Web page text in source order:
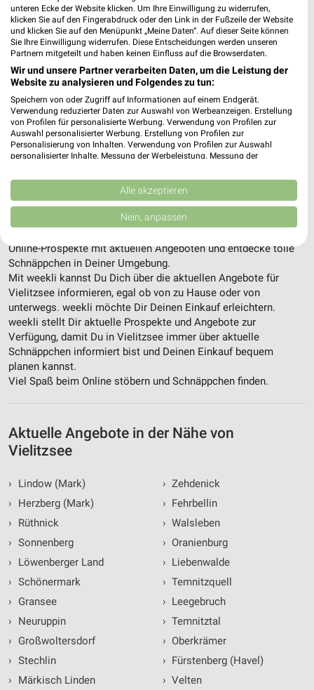
11,5 km
Angebote ab 10.08.
Gültig ab Mo. 10.08.
55,8 km
Angebote ab 29.07
Gültig bis Di. 11.08.
ALLE PROSPEKTE
Unsere Highlights für Vielitzsee
Hier findest Du alle aktuellen Angebote und Prospekte in der
Umgebung von Vielitzsee. Entdecke Unsere Highlights Deiner
Online-Prospekte mit aktuellen Angeboten und entdecke tolle
Schnäppchen in Deiner Umgebung.
Mit weekli kannst Du Dich über die aktuellen Angebote für
Vielitzsee informieren, egal ob von zu Hause oder von
unterwegs. weekli möchte Dir Deinen Einkauf erleichtern.
weekli stellt Dir aktuelle Prospekte und Angebote zur
Verfügung, damit Du in Vielitzsee immer über aktuelle
Schnäppchen informiert bist und Deinen Einkauf bequem
planen kannst.
Viel Spaß beim Online stöbern und Schnäppchen finden.
Aktuelle Angebote in der Nähe von
Vielitzsee
›
Lindow (Mark)
›
Herzberg (Mark)
›
Rüthnick
› Sonnenberg
›
Löwenberger Land
› Schönermark
›
Gransee
›
Neuruppin
›
Großwoltersdorf
› Stechlin
›
Märkisch Linden
› Zehdenick
› Fehrbellin
› Walsleben
› Oranienburg
› Liebenwalde
› Temnitzquell
› Leegebruch
› Temnitztal
› Oberkrämer
› Fürstenberg (Havel)
› Velten
unteren Ecke der Website klicken. Um Ihre Einwilligung zu widerrufen,
klicken Sie auf den Fingerabdruck oder den Link in der Fußzeile der Website
und klicken Sie auf den Menüpunkt „Meine Daten“. Auf dieser Seite können
Sie Ihre Einwilligung widerrufen. Diese Entscheidungen werden unseren
Partnern mitgeteilt und haben keinen Einfluss auf die Browserdaten.
Wir und unsere Partner verarbeiten Daten, um die Leistung der
Website zu analysieren und Folgendes zu tun:
Speichern von oder Zugriff auf Informationen auf einem Endgerät.
Verwendung reduzierter Daten zur Auswahl von Werbeanzeigen. Erstellung
von Profilen für personalisierte Werbung. Verwendung von Profilen zur
Auswahl personalisierter Werbung. Erstellung von Profilen zur
Personalisierung von Inhalten. Verwendung von Profilen zur Auswahl
personalisierter Inhalte. Messung der Werbeleistung. Messung der
Kombinationen von Daten aus verschiedenen Quellen. Entwicklung und
Verbesserung der Angebote. Verwendung reduzierter Daten zur Auswahl
von Inhalten.
Daten können außerhalb der Europäischen Union weitergegeben und in die
Website/App.
Partnerliste anzeigen (1 IAB-Anbieter)
Wir nutzen Ihre Daten für folgende Zwecke:
IAB-Verarbeitungszwecke:
Speichern von oder Zugriff auf Informationen
auf einem Endgerät
Verwendung reduzierter Daten zur Auswahl von
Werbeanzeigen
Verwendung von Profilen zur Auswahl
personalisierter Werbung
Erstellung von Profilen zur Personalisierung
von Inhalten
Verwendung von Profilen zur Auswahl
personalisierter Inhalte
Messung der Werbeleistung
Messung der Performance von Inhalten
Analyse von Zielgruppen durch Statistiken oder
Kombinationen von Daten aus verschiedenen
Entwicklung und Verbesserung der Angebote
Alle akzeptieren
Nein, anpassen